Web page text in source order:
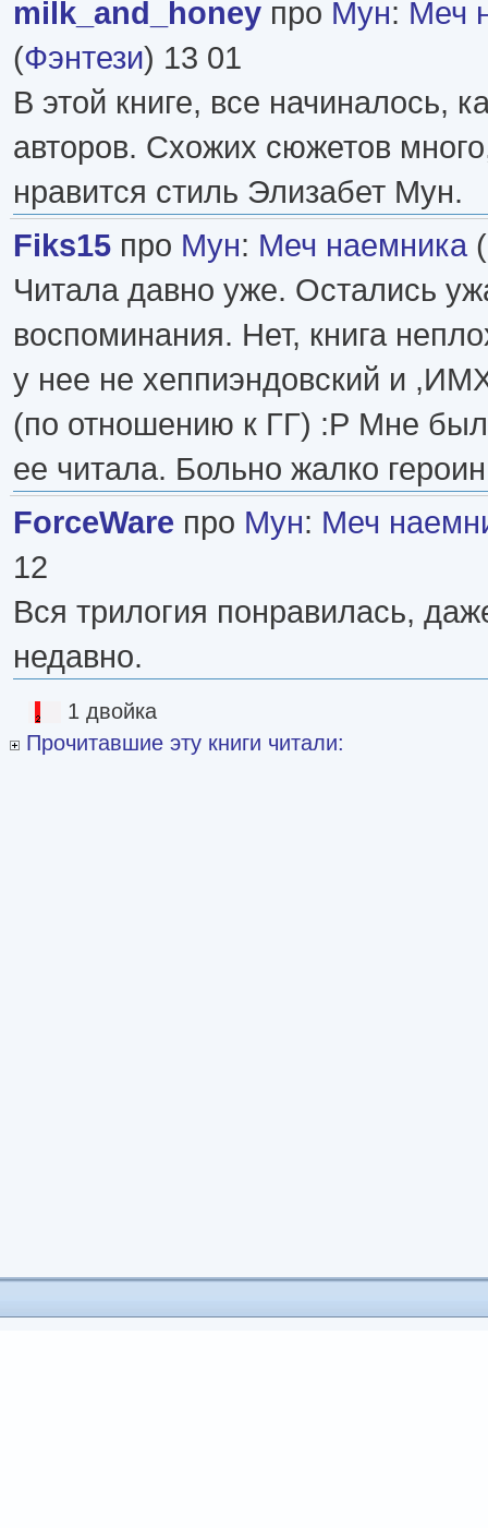
milk_and_honey про Мун: Меч
(Фэнтези) 13 01
В этой книге, все начиналось,
авторов. Схожих сюжетов
нравится стиль Элизабет Мун.
Fiks15 про Мун: Меч наемника (
Читала давно уже. Остались
воспоминания. Нет, книга
у нее не хеппиэндовский и
(по отношению к ГГ) :Р Мне
ее читала. Больно жалко
ForceWare про Мун: Меч
12
Вся трилогия понравилась,
недавно.
1 двойка
Прочитавшие эту книги читали: